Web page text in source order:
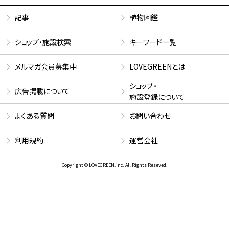
記事 植物図鑑
ショップ・施設検索 キーワード一覧
メルマガ会員募集中 LOVEGREENとは
広告掲載について
ショップ・
施設登録について
よくある質問
お問い合わせ
利用規約 運営会社
Copyright © LOVEGREEN.inc. All Rights Reseved.